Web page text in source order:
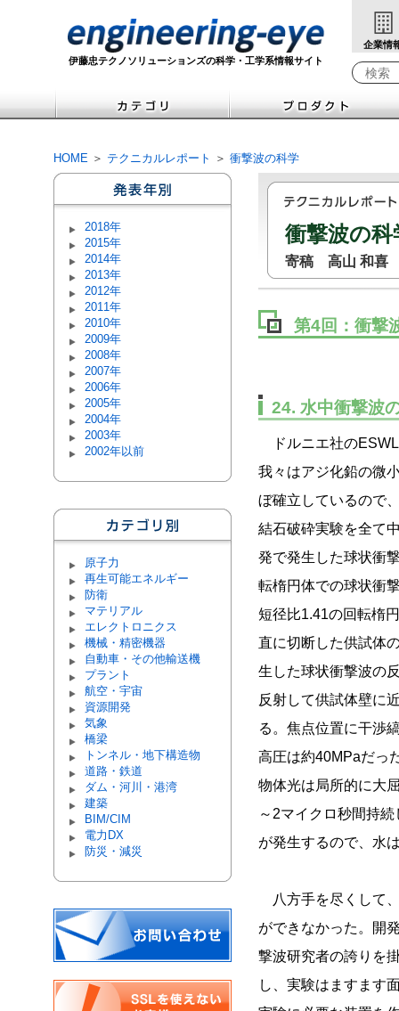
伊藤忠テクノソリューションズの科学・工学系情報サイト
企業情
検索キ
HOME ＞ テクニカルレポート ＞ 衝撃波の科学
2018年
2015年
2014年
2013年
2012年
2011年
2010年
2009年
2008年
2007年
2006年
2005年
2004年
2003年
2002年以前
原子力
再生可能エネルギー
防衛
マテリアル
エレクトロニクス
機械・精密機器
自動車・その他輸送機
プラント
航空・宇宙
資源開発
気象
橋梁
トンネル・地下構造物
道路・鉄道
ダム・河川・港湾
建築
BIM/CIM
電力DX
防災・減災
衝撃波の科
寄稿 高山 和喜
第4回：衝撃
24. 水中衝撃波
ドルニエ社の
我々はアジ化鉛の微
ぼ確立しているので
結石破砕実験を全て
発で発生した球状衝
転楕円体での球状衝
短径比1.41の回転楕
直に切断した供試体
生した球状衝撃波の
反射して供試体壁に
る。焦点位置に干渉
高圧は約40MPaだっ
物体光は局所的に大
～2マイクロ秒間持
が発生するので、水
八方手を尽くして
ができなかった。開
撃波研究者の誇りを
し、実験はますます